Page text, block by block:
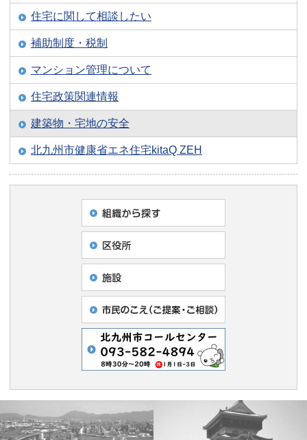
住宅に関して相談したい
補助制度・税制
マンション管理について
住宅政策関連情報
建築物・宅地の安全
北九州市健康省エネ住宅kitaQ ZEH